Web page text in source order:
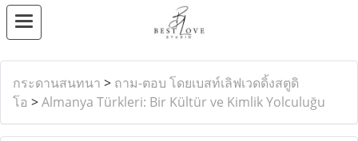
กระดานสนทนา > ถาม-ตอบ โดยเบสท์เลิฟเวดดิ้งสตูดิ
โอ >Almanya Türkleri: Bir Kültür ve Kimlik Yolculuğu